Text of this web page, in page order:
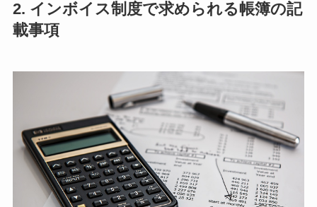
2. インボイス制度で求められる帳簿の記
載事項